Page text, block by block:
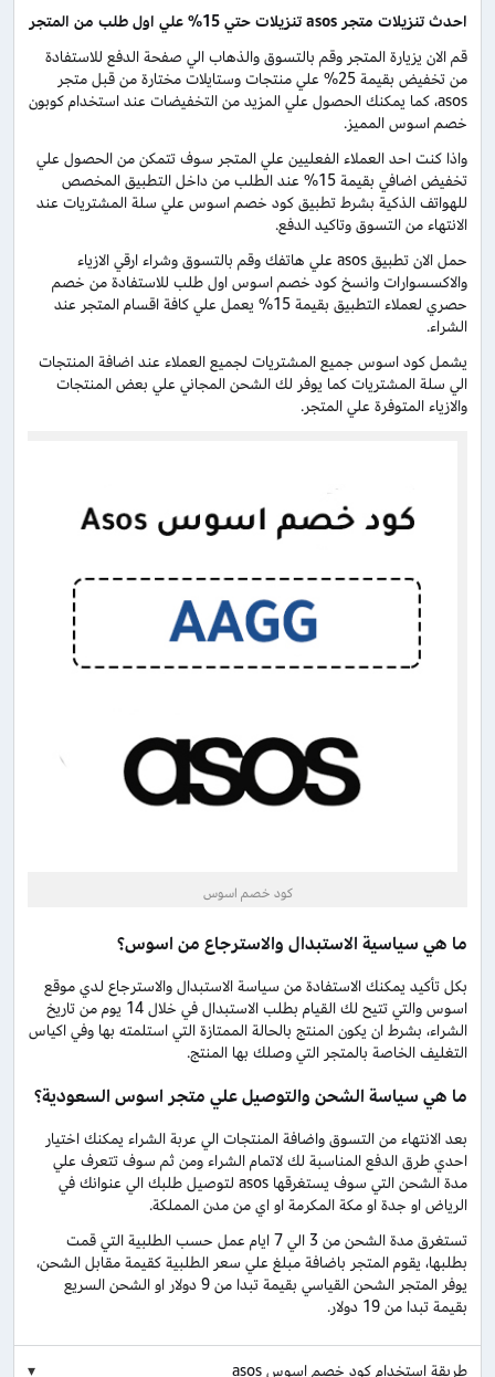
احدث تنزيلات متجر asos تنزيلات حتي 15% علي اول طلب من المتجر
قم الان يزيارة المتجر وقم بالتسوق والذهاب الي صفحة الدفع للاستفادة
من تخفيض بقيمة 25% علي منتجات وستايلات مختارة من قبل متجر
asos، كما يمكنك الحصول علي المزيد من التخفيضات عند استخدام كوبون
خصم اسوس المميز.
واذا كنت احد العملاء الفعليين علي المتجر سوف تتمكن من الحصول علي
تخفيض اضافي بقيمة 15% عند الطلب من داخل التطبيق المخصص
للهواتف الذكية بشرط تطبيق كود خصم اسوس علي سلة المشتريات عند
الانتهاء من التسوق وتاكيد الدفع.
حمل الان تطبيق asos علي هاتفك وقم بالتسوق وشراء ارقي الازياء
والاكسسوارات وانسخ كود خصم اسوس اول طلب للاستفادة من خصم
حصري لعملاء التطبيق بقيمة 15% يعمل علي كافة اقسام المتجر عند
الشراء.
يشمل كود اسوس جميع المشتريات لجميع العملاء عند اضافة المنتجات
الي سلة المشتريات كما يوفر لك الشحن المجاني علي بعض المنتجات
والازياء المتوفرة علي المتجر.
كود خصم اسوس
ما هي سياسية الاستبدال والاسترجاع من اسوس؟
بكل تأكيد يمكنك الاستفادة من سياسة الاستبدال والاسترجاع لدي موقع
اسوس والتي تتيح لك القيام بطلب الاستبدال في خلال 14 يوم من تاريخ
الشراء، بشرط ان يكون المنتج بالحالة الممتازة التي استلمته بها وفي اكياس
التغليف الخاصة بالمتجر التي وصلك بها المنتج.
ما هي سياسة الشحن والتوصيل علي متجر اسوس السعودية؟
بعد الانتهاء من التسوق واضافة المنتجات الي عربة الشراء يمكنك اختيار
احدي طرق الدفع المناسبة لك لاتمام الشراء ومن ثم سوف تتعرف علي
مدة الشحن التي سوف يستغرقها asos لتوصيل طلبك الي عنوانك في
الرياض او جدة او مكة المكرمة او اي من مدن المملكة.
تستغرق مدة الشحن من 3 الي 7 ايام عمل حسب الطلبية التي قمت
بطلبها، يقوم المتجر باضافة مبلغ علي سعر الطلبية كقيمة مقابل الشحن،
يوفر المتجر الشحن القياسي بقيمة تبدا من 9 دولار او الشحن السريع
بقيمة تبدا من 19 دولار.
طريقة استخدام كود خصم اسوس asos